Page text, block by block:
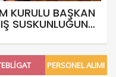
KURULU BAŞKAN
SUSKUNLUĞUNU